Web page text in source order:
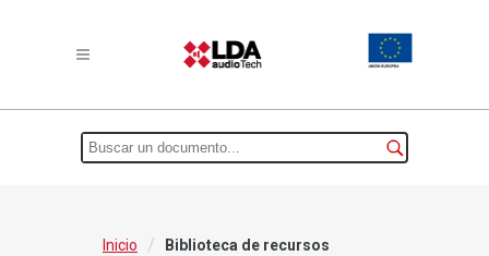
Inicio / Biblioteca de recursos